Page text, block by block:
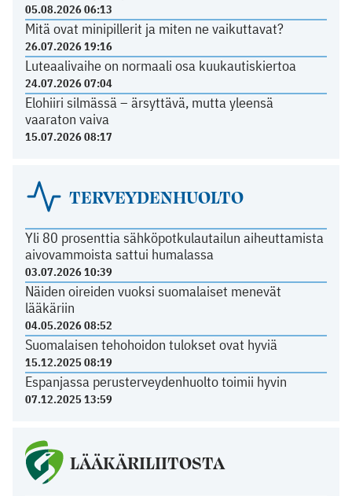
05.08.2026 06:13
Mitä ovat minipillerit ja miten ne vaikuttavat?
26.07.2026 19:16
Luteaalivaihe on normaali osa kuukautiskiertoa
24.07.2026 07:04
Elohiiri silmässä – ärsyttävä, mutta yleensä
vaaraton vaiva
15.07.2026 08:17
TERVEYDENHUOLTO
Yli 80 prosenttia sähköpotkulautailun aiheuttamista
aivovammoista sattui humalassa
03.07.2026 10:39
Näiden oireiden vuoksi suomalaiset menevät
lääkäriin
04.05.2026 08:52
Suomalaisen tehohoidon tulokset ovat hyviä
15.12.2025 08:19
Espanjassa perusterveydenhuolto toimii hyvin
07.12.2025 13:59
LÄÄKÄRILIITOSTA